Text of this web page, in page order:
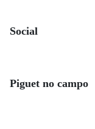
Social
Piguet no campo